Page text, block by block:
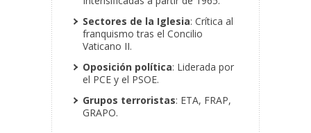
Sectores de la Iglesia: Crítica al
franquismo tras el Concilio
Vaticano II.
Oposición política: Liderada por
el PCE y el PSOE.
Grupos terroristas: ETA, FRAP,
GRAPO.